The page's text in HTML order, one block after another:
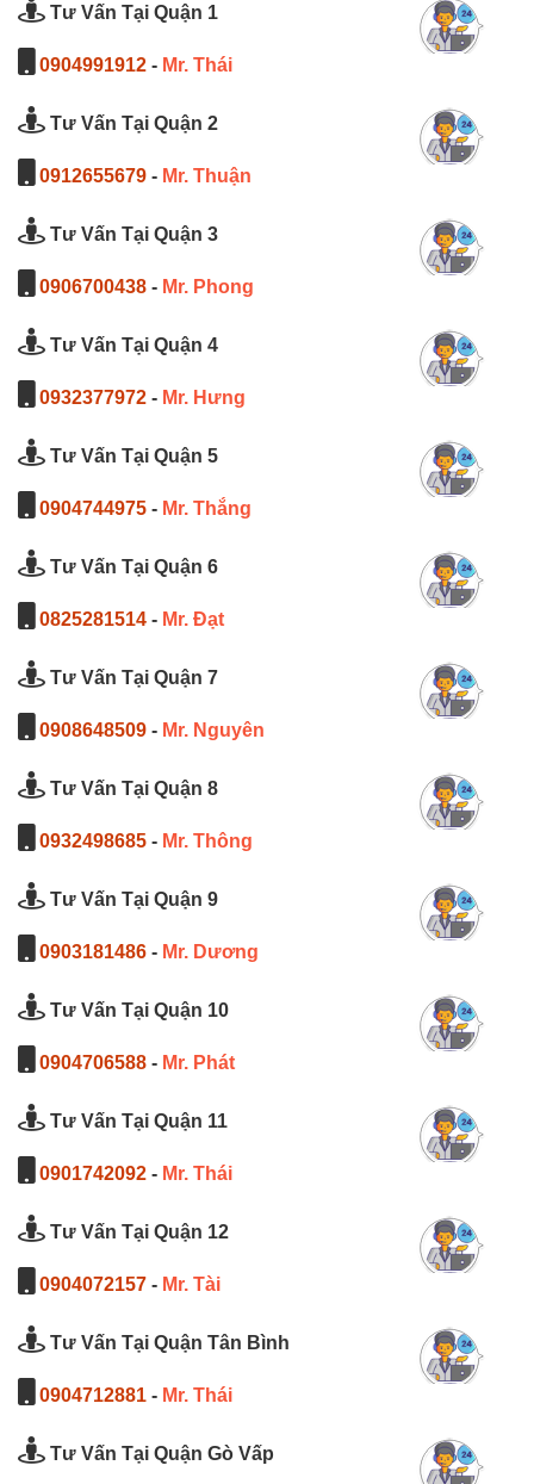
Tư Vấn Tại Quận 1
0904991912 - Mr. Thái
Tư Vấn Tại Quận 2
0912655679 - Mr. Thuận
Tư Vấn Tại Quận 3
0906700438 - Mr. Phong
Tư Vấn Tại Quận 4
0932377972 - Mr. Hưng
Tư Vấn Tại Quận 5
0904744975 - Mr. Thắng
Tư Vấn Tại Quận 6
0825281514 - Mr. Đạt
Tư Vấn Tại Quận 7
0908648509 - Mr. Nguyên
Tư Vấn Tại Quận 8
0932498685 - Mr. Thông
Tư Vấn Tại Quận 9
0903181486 - Mr. Dương
Tư Vấn Tại Quận 10
0904706588 - Mr. Phát
Tư Vấn Tại Quận 11
0901742092 - Mr. Thái
Tư Vấn Tại Quận 12
0904072157 - Mr. Tài
Tư Vấn Tại Quận Tân Bình
0904712881 - Mr. Thái
Tư Vấn Tại Quận Gò Vấp